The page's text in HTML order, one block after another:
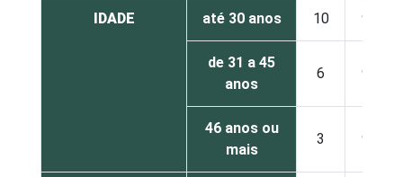
IDADE até 30 anos 10 90
de 31 a 45
anos
6 94
46 anos ou
mais
3 97